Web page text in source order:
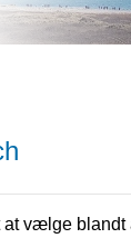
at vælge blandt